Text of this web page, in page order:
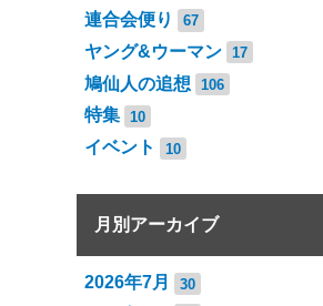
連合会便り 67
ヤング&ウーマン 17
鳩仙人の追想 106
特集 10
イベント 10
月別アーカイブ
2026年7月 30